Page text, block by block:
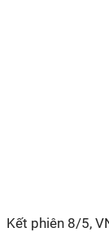
Kết phiên 8/5,